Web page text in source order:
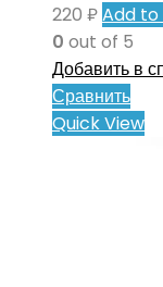
220 ₽Add
0 out of 5
Добавить в
Сравнить
Quick View